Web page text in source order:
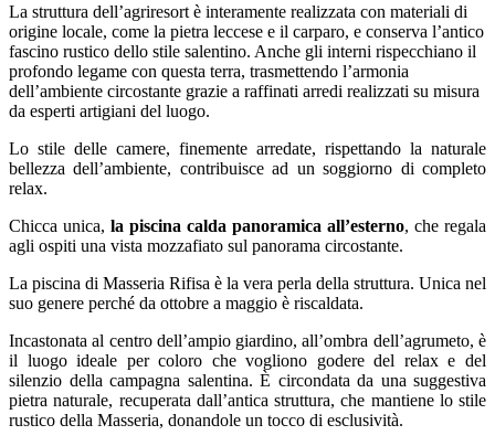
La struttura dell’agriresort è interamente realizzata con materiali di
origine locale, come la pietra leccese e il carparo, e conserva l’antico
fascino rustico dello stile salentino. Anche gli interni rispecchiano il
profondo legame con questa terra, trasmettendo l’armonia
dell’ambiente circostante grazie a raffinati arredi realizzati su misura
da esperti artigiani del luogo.
Lo stile delle camere, finemente arredate, rispettando la naturale
bellezza dell’ambiente, contribuisce ad un soggiorno di completo
relax.
Chicca unica, la piscina calda panoramica all’esterno, che regala
agli ospiti una vista mozzafiato sul panorama circostante.
La piscina di Masseria Rifisa è la vera perla della struttura. Unica nel
suo genere perché da ottobre a maggio è riscaldata.
Incastonata al centro dell’ampio giardino, all’ombra dell’agrumeto, è
il luogo ideale per coloro che vogliono godere del relax e del
silenzio della campagna salentina. È circondata da una suggestiva
pietra naturale, recuperata dall’antica struttura, che mantiene lo stile
rustico della Masseria, donandole un tocco di esclusività.